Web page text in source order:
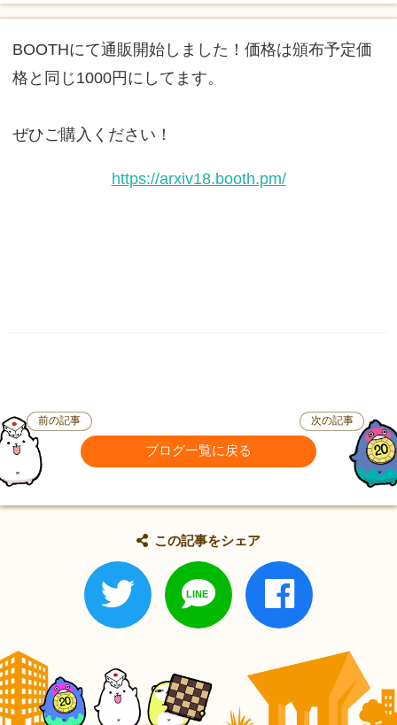
BOOTHにて通販開始しました！価格は頒布予定価
格と同じ1000円にしてます。
ぜひご購入ください！
https://arxiv18.booth.pm/
前の記事
ブログ一覧に戻る
次の記事
この記事をシェア